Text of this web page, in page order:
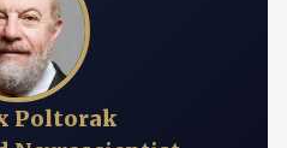
Poltorak